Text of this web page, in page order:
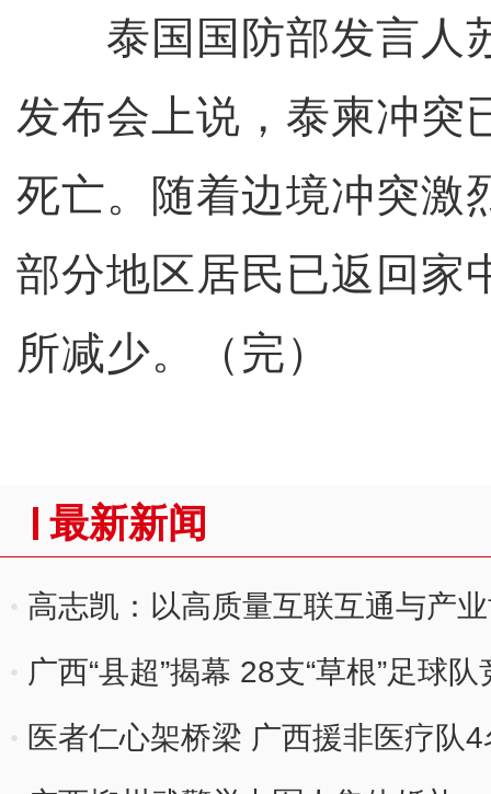
泰国国防部发言人
发布会上说，泰柬冲突
死亡。随着边境冲突激
部分地区居民已返回家
所减少。（完）
最新新闻
高志凯：以高质量互联互通与产
剩”偏见
广西“县超”揭幕 28支“草根”足球队
医者仁心架桥梁 广西援非医疗队